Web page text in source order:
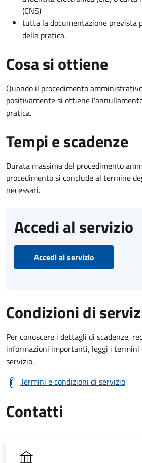
(CNS)
tutta la documentazione prevista
della pratica.
Cosa si ottiene
Quando il procedimento
positivamente si ottiene
pratica.
Tempi e scadenze
Durata massima del procedimento
procedimento si conclude al termine
necessari.
Accedi al servizio
Accedi al servizio
Condizioni di
Per conoscere i dettagli di scadenze,
informazioni importanti, leggi i termini
servizio.
Termini e condizioni di servizio
Contatti